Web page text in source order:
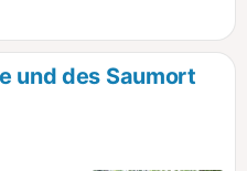
den Ort Benet, der sich
von der Rue de la
und des Saumort